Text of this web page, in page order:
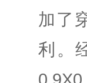
加了
利。